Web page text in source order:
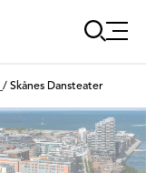
/ Skånes Dansteater